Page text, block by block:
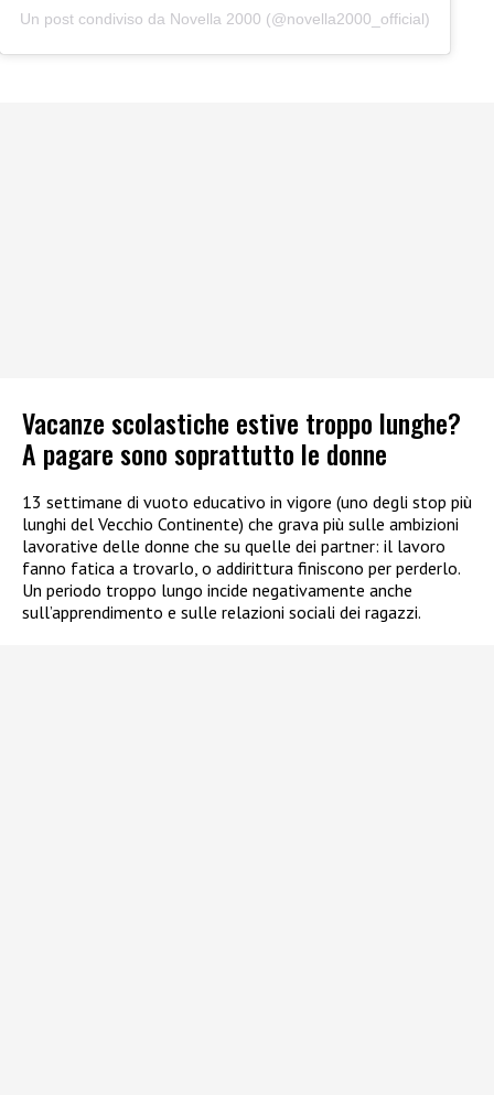
Un post condiviso da Novella 2000 (@novella2000_official)
Vacanze scolastiche estive troppo lunghe?
A pagare sono soprattutto le donne
13 settimane di vuoto educativo in vigore (uno degli stop più
lunghi del Vecchio Continente) che grava più sulle ambizioni
lavorative delle donne che su quelle dei partner: il lavoro
fanno fatica a trovarlo, o addirittura finiscono per perderlo.
Un periodo troppo lungo incide negativamente anche
sull’apprendimento e sulle relazioni sociali dei ragazzi.